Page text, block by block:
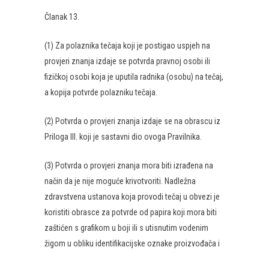
Članak 13.
(1) Za polaznika tečaja koji je postigao uspjeh na
provjeri znanja izdaje se potvrda pravnoj osobi ili
fizičkoj osobi koja je uputila radnika (osobu) na tečaj,
a kopija potvrde polazniku tečaja.
(2) Potvrda o provjeri znanja izdaje se na obrascu iz
Priloga III. koji je sastavni dio ovoga Pravilnika.
(3) Potvrda o provjeri znanja mora biti izrađena na
način da je nije moguće krivotvoriti. Nadležna
zdravstvena ustanova koja provodi tečaj u obvezi je
koristiti obrasce za potvrde od papira koji mora biti
zaštićen s grafikom u boji ili s utisnutim vodenim
žigom u obliku identifikacijske oznake proizvođača i